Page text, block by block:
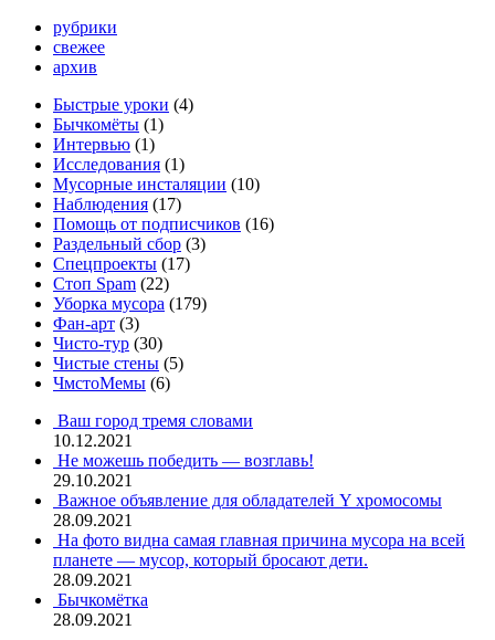
рубрики
свежее
архив
Быстрые уроки (4)
Бычкомёты (1)
Интервью (1)
Исследования (1)
Мусорные инсталяции (10)
Наблюдения (17)
Помощь от подписчиков (16)
Раздельный сбор (3)
Спецпроекты (17)
Стоп Spam (22)
Уборка мусора (179)
Фан-арт (3)
Чисто-тур (30)
Чистые стены (5)
ЧмстоМемы (6)
Ваш город тремя словами
10.12.2021
Не можешь победить — возглавь!
29.10.2021
Важное объявление для обладателей Y хромосомы
28.09.2021
На фото видна самая главная причина мусора на всей
планете — мусор, который бросают дети.
28.09.2021
Бычкомётка
28.09.2021